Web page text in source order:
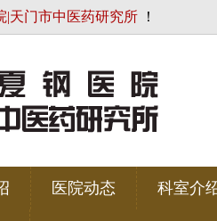
|天门市中医药研究所 ！
医院动态 科室介